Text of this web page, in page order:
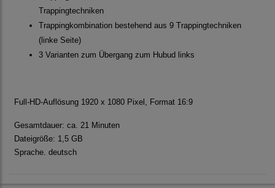
Trappingtechniken
Trappingkombination bestehend aus 9 Trappingtechniken
(linke Seite)
3 Varianten zum Übergang zum Hubud links
Full-HD-Auflösung 1920 x 1080 Pixel, Format 16:9
Gesamtdauer: ca. 21 Minuten
Dateigröße: 1,5 GB
Sprache. deutsch